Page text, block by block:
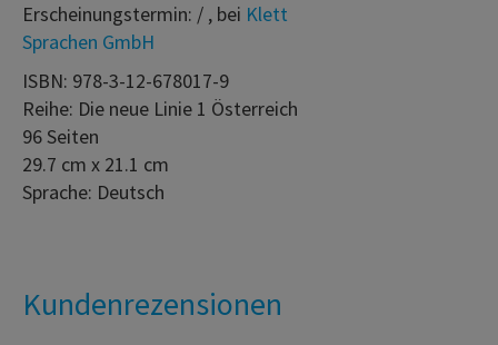
Erscheinungstermin: / , bei Klett
Sprachen GmbH
ISBN: 978-3-12-678017-9
Reihe: Die neue Linie 1 Österreich
96 Seiten
29.7 cm x 21.1 cm
Sprache: Deutsch
Kundenrezensionen